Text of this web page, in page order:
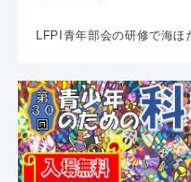
LFPI青年部会の研修で海ほ